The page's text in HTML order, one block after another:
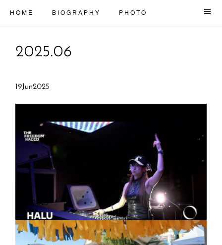
H O M E B I O G R A P H Y P H O T O
2025.06
19Jun2025
2025